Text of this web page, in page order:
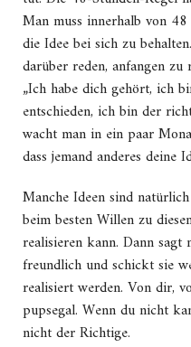
Man muss innerhalb von
die Idee bei sich zu
darüber reden, anfangen zu
„Ich habe dich gehört, ich
entschieden, ich bin der
wacht man in ein paar
dass jemand anderes deine
Manche Ideen sind
beim besten Willen zu
realisieren kann. Dann sagt
freundlich und schickt sie
realisiert werden. Von dir,
pupsegal. Wenn du nicht
nicht der Richtige.